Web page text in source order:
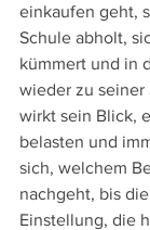
einkaufen geht,
Schule abholt,
kümmert und in
wieder zu seiner
wirkt sein Blick,
belasten und
sich, welchem
nachgeht, bis
Einstellung, die